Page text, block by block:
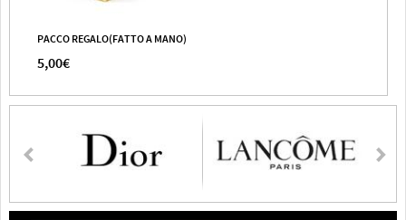
PACCO REGALO(FATTO A MANO)
5,00€